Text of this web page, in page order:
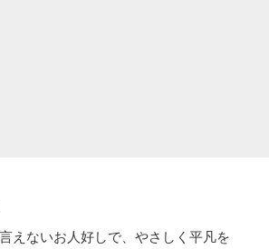
えないお人好しで、やさしく平凡を